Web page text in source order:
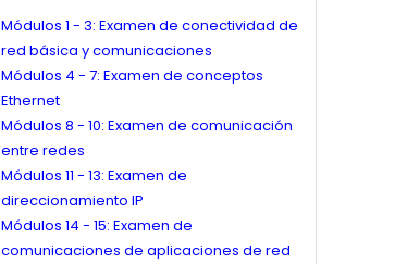
Módulos 1 - 3: Examen de conectividad de
red básica y comunicaciones
Módulos 4 - 7: Examen de conceptos
Ethernet
Módulos 8 - 10: Examen de comunicación
entre redes
Módulos 11 - 13: Examen de
direccionamiento IP
Módulos 14 - 15: Examen de
comunicaciones de aplicaciones de red